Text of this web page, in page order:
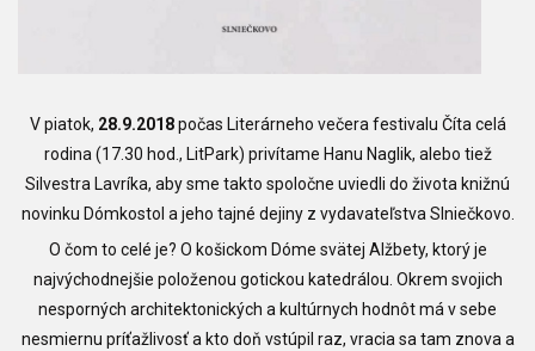
V piatok, 28.9.2018počas Literárneho večera festivalu Číta celá
rodina (17.30 hod., LitPark) privítame Hanu Naglik, alebo tiež
Silvestra Lavríka, aby sme takto spoločne uviedli do života knižnú
novinku Dómkostol a jeho tajné dejiny z vydavateľstva Slniečkovo.
O čom to celé je? O košickom Dóme svätej Alžbety, ktorý je
najvýchodnejšie položenou gotickou katedrálou. Okrem svojich
nesporných architektonických a kultúrnych hodnôt má v sebe
nesmiernu príťažlivosť a kto doň vstúpil raz, vracia sa tam znova a